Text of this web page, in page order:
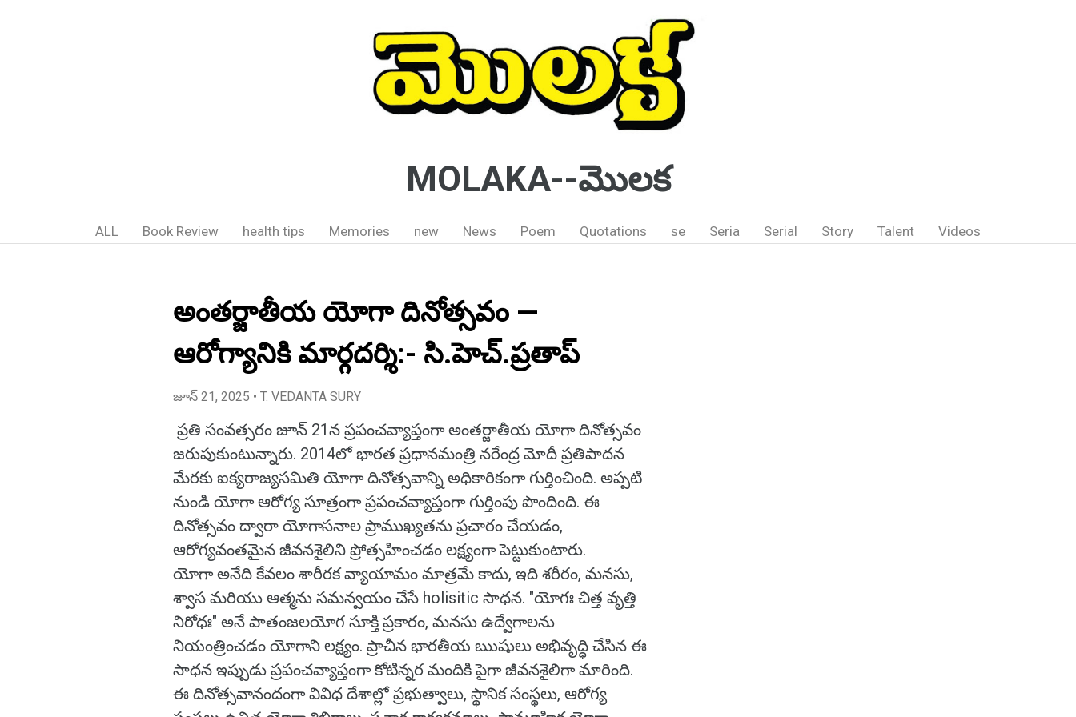
MOLAKA--మొలక
ALL Book Review health tips Memories new News Poem Quotations se Seria Serial Story Talent Videos
అంతర్జాతీయ యోగా దినోత్సవం —
ఆరోగ్యానికి మార్గదర్శి:- సి.హెచ్.ప్రతాప్
జూన్ 21, 2025 • T. VEDANTA SURY
ప్రతి సంవత్సరం జూన్ 21న ప్రపంచవ్యాప్తంగా అంతర్జాతీయ యోగా దినోత్సవం
జరుపుకుంటున్నారు. 2014లో భారత ప్రధానమంత్రి నరేంద్ర మోదీ ప్రతిపాదన
మేరకు ఐక్యరాజ్యసమితి యోగా దినోత్సవాన్ని అధికారికంగా గుర్తించింది. అప్పటి
నుండి యోగా ఆరోగ్య సూత్రంగా ప్రపంచవ్యాప్తంగా గుర్తింపు పొందింది. ఈ
దినోత్సవం ద్వారా యోగాసనాల ప్రాముఖ్యతను ప్రచారం చేయడం,
ఆరోగ్యవంతమైన జీవనశైలిని ప్రోత్సహించడం లక్ష్యంగా పెట్టుకుంటారు.
యోగా అనేది కేవలం శారీరక వ్యాయామం మాత్రమే కాదు, ఇది శరీరం, మనసు,
శ్వాస మరియు ఆత్మను సమన్వయం చేసే holisitic సాధన. "యోగః చిత్త వృత్తి
నిరోధః" అనే పాతంజలయోగ సూక్తి ప్రకారం, మనసు ఉద్వేగాలను
నియంత్రించడం యోగాని లక్ష్యం. ప్రాచీన భారతీయ ఋషులు అభివృద్ధి చేసిన ఈ
సాధన ఇప్పుడు ప్రపంచవ్యాప్తంగా కోటిన్నర మందికి పైగా జీవనశైలిగా మారింది.
ఈ దినోత్సవానందంగా వివిధ దేశాల్లో ప్రభుత్వాలు, స్థానిక సంస్థలు, ఆరోగ్య